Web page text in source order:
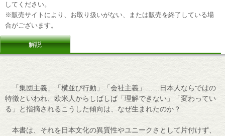
してください。
※販売サイトにより、お取り扱いがない、または販売を終了している場
合がございます。
解説
「集団主義」「横並び行動」「会社主義」……日本人ならではの
特徴といわれ、欧米人からしばしば「理解できない」「変わってい
る」と指摘されるこうした傾向は、なぜ生まれたのか？
本書は、それを日本文化の異質性やユニークさとして片付けず、